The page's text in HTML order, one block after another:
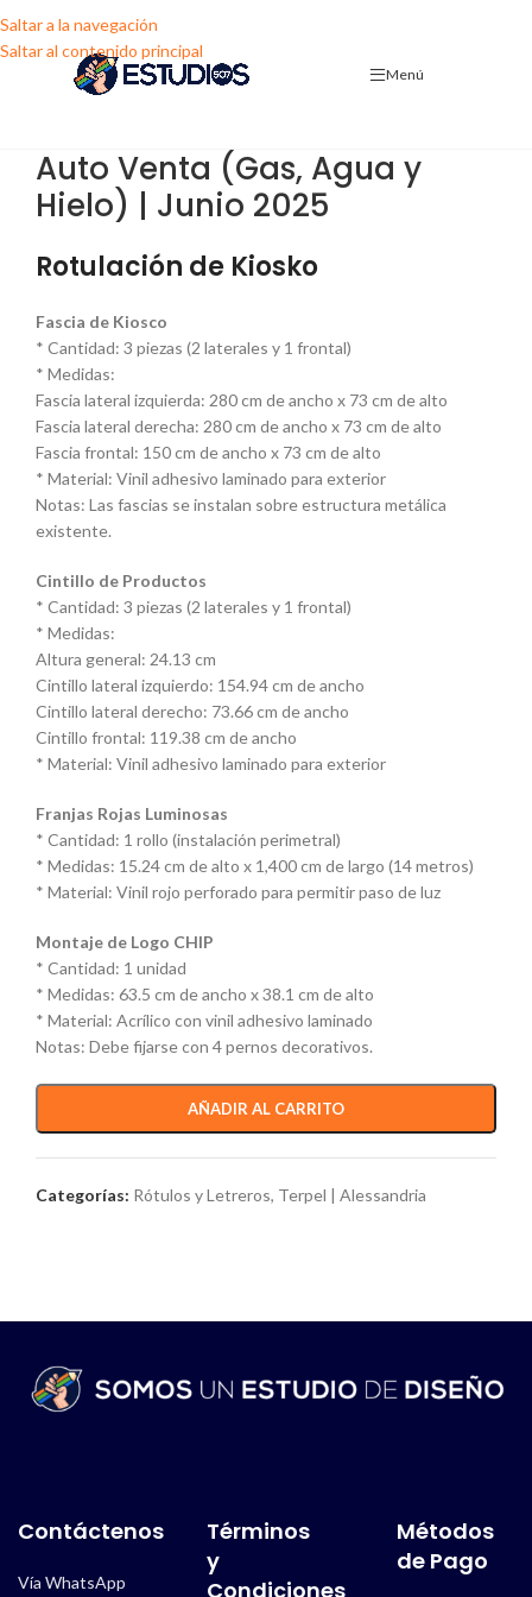
Saltar a la navegación
Saltar al contenido principal
Menú
Auto Venta (Gas, Agua y
Hielo) | Junio 2025
Rotulación de Kiosko
Fascia de Kiosco
* Cantidad: 3 piezas (2 laterales y 1 frontal)
* Medidas:
Fascia lateral izquierda: 280 cm de ancho x 73 cm de alto
Fascia lateral derecha: 280 cm de ancho x 73 cm de alto
Fascia frontal: 150 cm de ancho x 73 cm de alto
* Material: Vinil adhesivo laminado para exterior
Notas: Las fascias se instalan sobre estructura metálica
existente.
Cintillo de Productos
* Cantidad: 3 piezas (2 laterales y 1 frontal)
* Medidas:
Altura general: 24.13 cm
Cintillo lateral izquierdo: 154.94 cm de ancho
Cintillo lateral derecho: 73.66 cm de ancho
Cintillo frontal: 119.38 cm de ancho
* Material: Vinil adhesivo laminado para exterior
Franjas Rojas Luminosas
* Cantidad: 1 rollo (instalación perimetral)
* Medidas: 15.24 cm de alto x 1,400 cm de largo (14 metros)
* Material: Vinil rojo perforado para permitir paso de luz
Montaje de Logo CHIP
* Cantidad: 1 unidad
* Medidas: 63.5 cm de ancho x 38.1 cm de alto
* Material: Acrílico con vinil adhesivo laminado
Notas: Debe fijarse con 4 pernos decorativos.
AÑADIR AL CARRITO
Categorías: Rótulos y Letreros, Terpel | Alessandria
Contáctenos
Vía WhatsApp
Términos
y
Condiciones
Métodos
de Pago